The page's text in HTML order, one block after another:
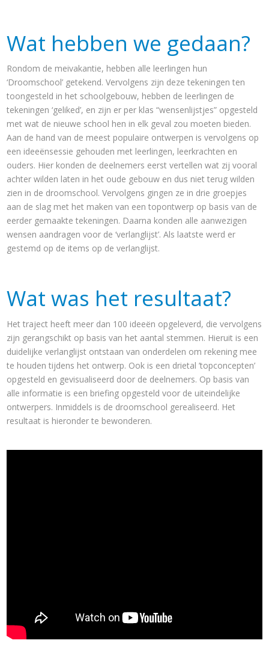
Wat hebben we gedaan?
Rondom de meivakantie, hebben alle leerlingen hun
‘Droomschool’ getekend. Vervolgens zijn deze tekeningen ten
toongesteld in het schoolgebouw, hebben de leerlingen de
tekeningen ‘geliked’, en zijn er per klas “wensenlijstjes” opgesteld
met wat de nieuwe school hen in elk geval zou moeten bieden.
Aan de hand van de meest populaire ontwerpen is vervolgens op
een ideeënsessie gehouden met leerlingen, leerkrachten en
ouders. Hier konden de deelnemers eerst vertellen wat zij vooral
achter wilden laten in het oude gebouw en dus niet terug wilden
zien in de droomschool. Vervolgens gingen ze in drie groepjes
aan de slag met het maken van een topontwerp op basis van de
eerder gemaakte tekeningen. Daarna konden alle aanwezigen
wensen aandragen voor de ‘verlanglijst’. Als laatste werd er
gestemd op de items op de verlanglijst.
Wat was het resultaat?
Het traject heeft meer dan 100 ideeën opgeleverd, die vervolgens
zijn gerangschikt op basis van het aantal stemmen. Hieruit is een
duidelijke verlanglijst ontstaan van onderdelen om rekening mee
te houden tijdens het ontwerp. Ook is een drietal ’topconcepten’
opgesteld en gevisualiseerd door de deelnemers. Op basis van
alle informatie is een briefing opgesteld voor de uiteindelijke
ontwerpers. Inmiddels is de droomschool gerealiseerd. Het
resultaat is hieronder te bewonderen.